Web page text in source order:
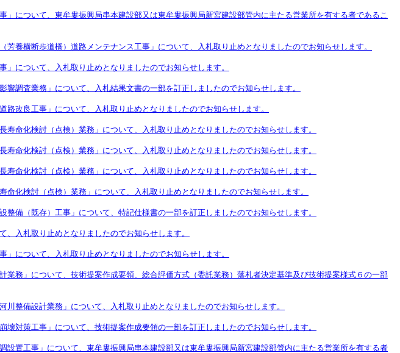
ついて、東牟婁振興局串本建設部又は東牟婁振興局新宮建設部管内に主たる営業所を有する者であるこ
横断歩道橋）道路メンテナンス工事」について、入札取り止めとなりましたのでお知らせします。
ついて、入札取り止めとなりましたのでお知らせします。
査業務」について、入札結果文書の一部を訂正しましたのでお知らせします。
良工事」について、入札取り止めとなりましたのでお知らせします。
化検討（点検）業務」について、入札取り止めとなりましたのでお知らせします。
化検討（点検）業務」について、入札取り止めとなりましたのでお知らせします。
化検討（点検）業務」について、入札取り止めとなりましたのでお知らせします。
検討（点検）業務」について、入札取り止めとなりましたのでお知らせします。
（既存）工事」について、特記仕様書の一部を訂正しましたのでお知らせします。
入札取り止めとなりましたのでお知らせします。
ついて、入札取り止めとなりましたのでお知らせします。
」について、技術提案作成要領、総合評価方式（委託業務）落札者決定基準及び技術提案様式６の一部
備設計業務」について、入札取り止めとなりましたのでお知らせします。
策工事」について、技術提案作成要領の一部を訂正しましたのでお知らせします。
工事」について、東牟婁振興局串本建設部又は東牟婁振興局新宮建設部管内に主たる営業所を有する者